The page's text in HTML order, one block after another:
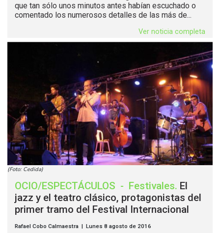
que tan sólo unos minutos antes habían escuchado o
comentado los numerosos detalles de las más de...
Ver noticia completa
(Foto: Cedida)
OCIO/ESPECTÁCULOS - Festivales. El
jazz y el teatro clásico, protagonistas del
primer tramo del Festival Internacional
Rafael Cobo Calmaestra | Lunes 8 agosto de 2016